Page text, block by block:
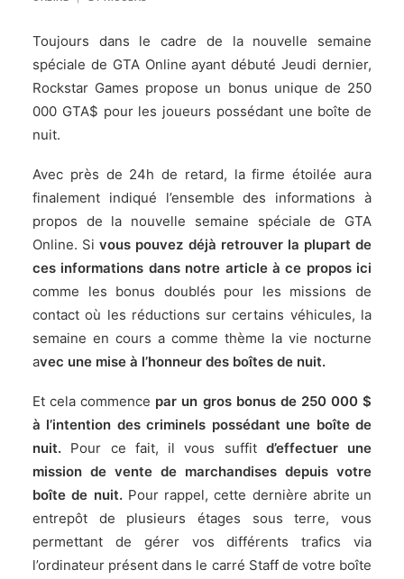
Toujours dans le cadre de la nouvelle semaine
spéciale de GTA Online ayant débuté Jeudi dernier,
Rockstar Games propose un bonus unique de 250
000 GTA$ pour les joueurs possédant une boîte de
nuit.
Avec près de 24h de retard, la firme étoilée aura
finalement indiqué l’ensemble des informations à
propos de la nouvelle semaine spéciale de GTA
Online. Sivous pouvez déjà retrouver la plupart de
ces informations dans notre article à ce propos ici
comme les bonus doublés pour les missions de
contact où les réductions sur certains véhicules, la
semaine en cours a comme thème la vie nocturne
avec une mise à l’honneur des boîtes de nuit.
Et cela commence par un gros bonus de 250 000 $
à l’intention des criminels possédant une boîte de
nuit. Pour ce fait, il vous suffit d’effectuer une
mission de vente de marchandises depuis votre
boîte de nuit.Pour rappel, cette dernière abrite un
entrepôt de plusieurs étages sous terre, vous
permettant de gérer vos différents trafics via
l’ordinateur présent dans le carré Staff de votre boîte